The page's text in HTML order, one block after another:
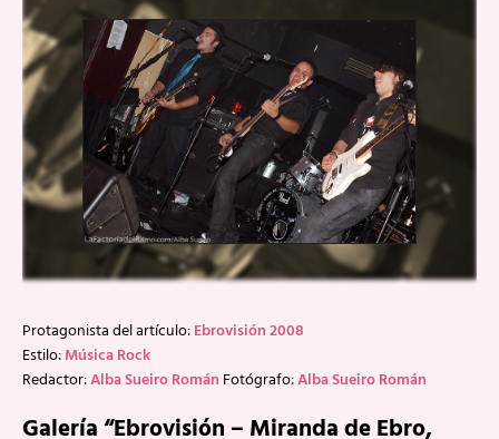
Protagonista del artículo:Ebrovisión 2008
Estilo:Música Rock
Redactor:Alba Sueiro Román Fotógrafo:Alba Sueiro Román
Galería “Ebrovisión – Miranda de Ebro,